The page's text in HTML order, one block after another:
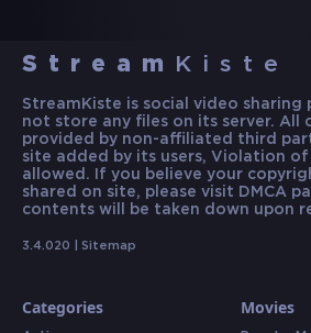
Stream Kiste
StreamKiste is social video
not store any files on its server. All
provided by non-affiliated third
site added by its users, Violation
allowed. If you believe your
shared on site, please visit DMCA
contents will be taken down upon
3.4.020 | Sitemap
Categories Movies